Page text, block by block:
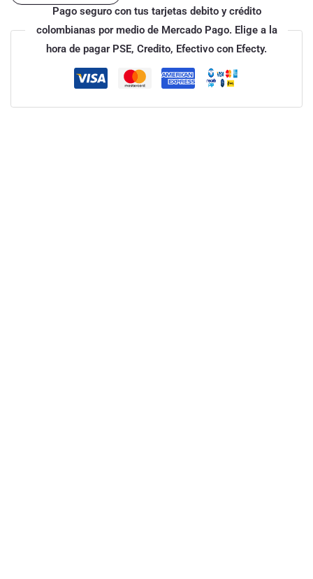
Pago seguro con tus tarjetas debito y crédito
colombianas por medio de Mercado Pago. Elige a la
hora de pagar PSE, Credito, Efectivo con Efecty.